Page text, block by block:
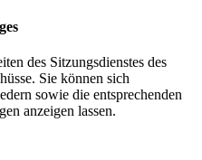
des Sitzungsdienstes des
Sie können sich
sowie die entsprechenden
anzeigen lassen.